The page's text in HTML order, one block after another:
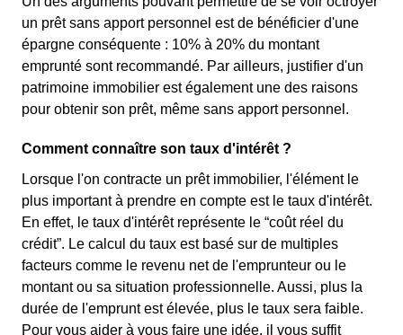
un prêt sans apport personnel est de bénéficier d'une
épargne conséquente : 10% à 20% du montant
emprunté sont recommandé. Par ailleurs, justifier d'un
patrimoine immobilier est également une des raisons
pour obtenir son prêt, même sans apport personnel.
Comment connaître son taux d'intérêt ?
Lorsque l'on contracte un prêt immobilier, l'élément le
plus important à prendre en compte est le taux d'intérêt.
En effet, le taux d'intérêt représente le “coût réel du
crédit”. Le calcul du taux est basé sur de multiples
facteurs comme le revenu net de l'emprunteur ou le
montant ou sa situation professionnelle. Aussi, plus la
durée de l'emprunt est élevée, plus le taux sera faible.
Pour vous aider à vous faire une idée, il vous suffit